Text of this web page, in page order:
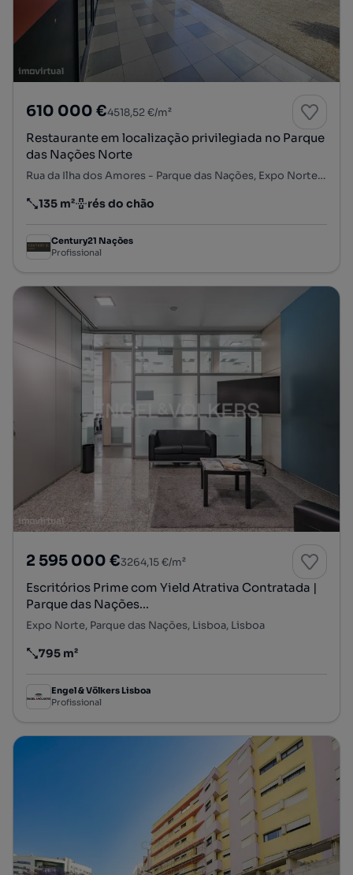
610 000 €4518,52 €/m²
Restaurante em localização privilegiada no Parque
das Nações Norte
Rua da Ilha dos Amores - Parque das Nações, Expo Norte, Parque das Nações, Lisboa, Lisboa
Preço por metro quadrado
135 m²
Andar rés do chão
Century21 Nações
Profissional
2 595 000 €3264,15 €/m²
Escritórios Prime com Yield Atrativa Contratada |
Parque das Nações...
Expo Norte, Parque das Nações, Lisboa, Lisboa
Preço por metro quadrado
795 m²
Engel & Völkers Lisboa
Profissional